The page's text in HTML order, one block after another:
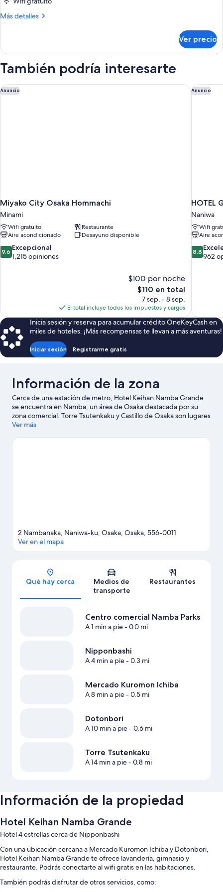
para
Más detalles
Más
triple
para
fumadores
Ver precio
También podría interesarte
Anuncio
Miyako City Osaka Hommachi
Minami
Wifi gratuito
Restaurante
Aire acondicionado
Desayuno disponible
9.6
de
9.6 Excepcional
1,215 opiniones
$100 por noche
El
precio
actual
es
de
$110
$110 en total
7 sep. - 8 sep.
El total incluye todos los impuestos y cargos
Miyako City Osaka Hommachi Anuncio
HOTEL
Naniwa
Wifi
Aire
8.8
de
8.8
962
HOTEL
Inicia sesión y reserva para acumular crédito OneKeyCash en
miles de hoteles. ¡Más recompensas te llevan a más aventuras!
Iniciar sesión Registrarme gratis
Información de la zona
Cerca de una estación de metro, Hotel Keihan Namba Grande
se encuentra en Namba, un área de Osaka destacada por su
zona comercial. Torre Tsutenkaku y Castillo de Osaka son lugares
emblemáticos, y algunos de los puntos de interés más
temático Universal Studios Japan™. ¿Quieres asistir a un evento
Ver más
Sección del mapa
2 Nambanaka, Naniwa-ku, Osaka, Osaka, 556-0011
Ver en el mapa
Qué hay cerca
Medios de
transporte
Restaurantes
Centro comercial Namba Parks
A 1 min a pie- 0.0 mi
Nipponbashi
A 4 min a pie- 0.3 mi
Mercado Kuromon Ichiba
A 8 min a pie- 0.5 mi
Dotonbori
A 10 min a pie- 0.6 mi
Torre Tsutenkaku
A 14 min a pie- 0.8 mi
Información de la propiedad
Hotel Keihan Namba Grande
Hotel 4 estrellas cerca de Nipponbashi
Con una ubicación cercana a Mercado Kuromon Ichiba y Dotonbori,
Hotel Keihan Namba Grande te ofrece lavandería, gimnasio y
restaurante. Podrás conectarte al wifi gratis en las habitaciones.
También podrás disfrutar de otros servicios, como: